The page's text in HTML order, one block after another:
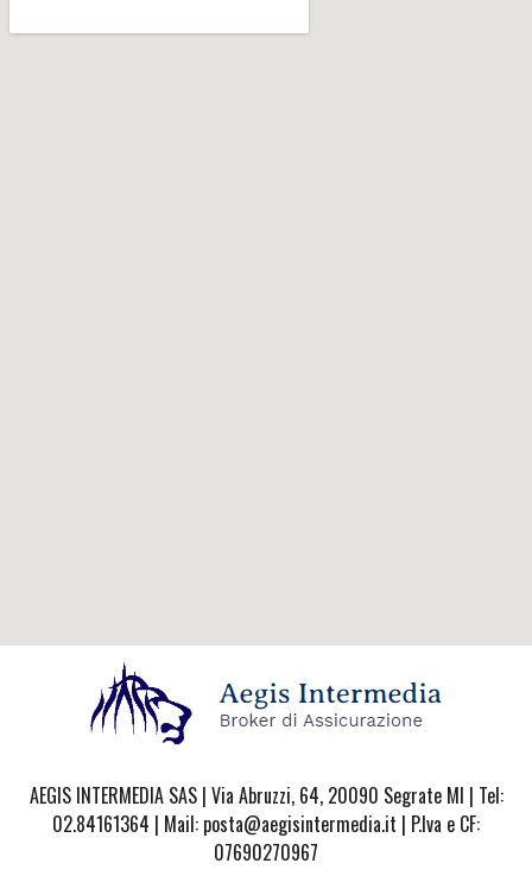
AEGIS INTERMEDIA SAS | Via Abruzzi, 64, 20090 Segrate MI | Tel:
02.84161364 | Mail: posta@aegisintermedia.it | P.Iva e CF:
07690270967